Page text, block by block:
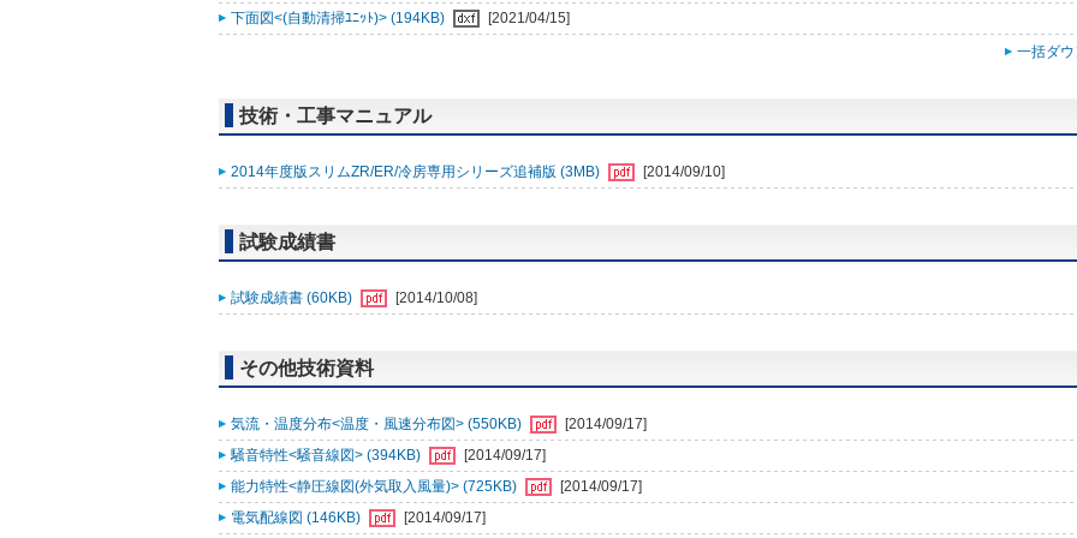
下面図<(自動清掃ﾕﾆｯﾄ)> (194KB)
[2021/04/15]
一括ダ
技術・工事マニュアル
2014年度版スリムZR/ER/冷房専用シリーズ追補版 (3MB) [2014/09/10]
試験成績書
試験成績書 (60KB) [2014/10/08]
その他技術資料
気流・温度分布<温度・風速分布図> (550KB)
[2014/09/17]
騒音特性<騒音線図> (394KB)
[2014/09/17]
能力特性<静圧線図(外気取入風量)> (725KB)
[2014/09/17]
電気配線図 (146KB)
[2014/09/17]